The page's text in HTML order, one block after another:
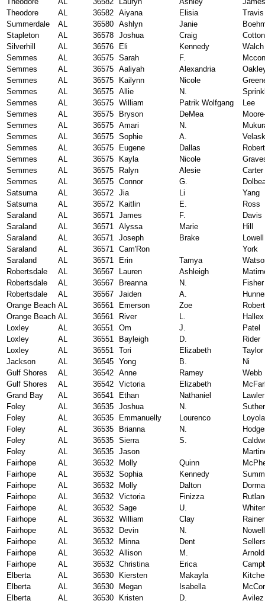
Theodore
AL 36582 Aiyana Elisia
Travis
Summerdale
AL 36580 Ashlyn Janie
Stapleton
AL 36578 Joshua Craig
Cotton
Silverhill
AL 36576 Eli Kennedy
Walch
Semmes
AL 36575 Sarah F.
Semmes
AL 36575 Aaliyah Alexandria
Semmes
AL 36575 Kailynn Nicole
Semmes
AL 36575 Allie N.
Semmes
AL 36575 William Patrik Wolfgang
Lee
Semmes
AL 36575 Bryson DeMea
Semmes
AL 36575 Amari N.
Semmes
AL 36575 Sophie A.
Semmes
AL 36575 Eugene Dallas
Semmes
AL 36575 Kayla Nicole
Semmes
AL 36575 Ralyn Alesie
Carter
Semmes
AL 36575 Connor G.
Satsuma
AL 36572 Jia Li
Yang
Satsuma
AL 36572 Kaitlin E.
Ross
Saraland
AL 36571 James F.
Davis
Saraland
AL 36571 Alyssa Marie
Hill
Saraland
AL 36571 Joseph Brake
Lowell
Saraland
AL 36571 Cam'Ron
York
Saraland
AL 36571 Erin Tamya
Robertsdale
AL 36567 Lauren Ashleigh
Robertsdale
AL 36567 Breanna N.
Fisher
Robertsdale
AL 36567 Jaiden A.
Orange Beach AL 36561 Emerson Zoe
Orange Beach AL 36561 River L.
Hallex
Loxley
AL 36551 Om J.
Patel
Loxley
AL 36551 Bayleigh D.
Rider
Loxley
AL 36551 Tori Elizabeth
Taylor
Jackson
AL 36545 Yong B.
Ni
Gulf Shores
AL 36542 Anne Ramey
Webb
Gulf Shores
AL 36542 Victoria Elizabeth
Grand Bay
AL 36541 Ethan Nathaniel
Lawler
Foley
AL 36535 Joshua N.
Foley
AL 36535 Emmanuelly Lourenco
Loyola
Foley
AL 36535 Brianna N.
Foley
AL 36535 Sierra S.
Foley
AL 36535 Jason
Fairhope
AL 36532 Molly Quinn
Fairhope
AL 36532 Sophia Kennedy
Fairhope
AL 36532 Molly Dalton
Fairhope
AL 36532 Victoria Finizza
Fairhope
AL 36532 Sage U.
Fairhope
AL 36532 William Clay
Rainer
Fairhope
AL 36532 Devin N.
Nowell
Fairhope
AL 36532 Minna Dent
Fairhope
AL 36532 Allison M.
Arnold
Fairhope
AL 36532 Christina Erica
Elberta
AL 36530 Kiersten Makayla
Elberta
AL 36530 Megan Isabella
Elberta
AL 36530 Kristen D.
Avilez